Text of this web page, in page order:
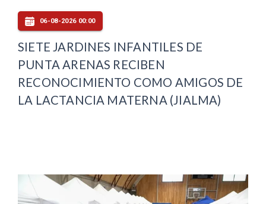
06-08-2026 00:00
SIETE JARDINES INFANTILES DE
PUNTA ARENAS RECIBEN
RECONOCIMIENTO COMO AMIGOS DE
LA LACTANCIA MATERNA (JIALMA)